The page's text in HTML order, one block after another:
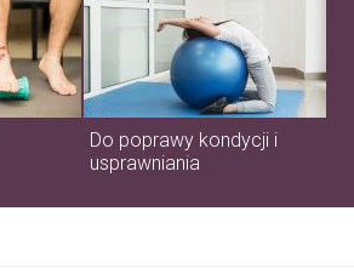
Do poprawy kondycji i
usprawniania